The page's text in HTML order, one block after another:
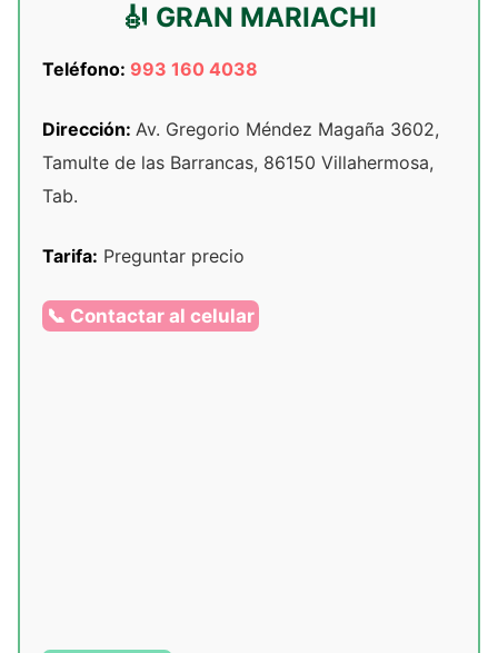
🎻 GRAN MARIACHI
Teléfono: 993 160 4038
Dirección: Av. Gregorio Méndez Magaña 3602,
Tamulte de las Barrancas, 86150 Villahermosa,
Tab.
Tarifa: Preguntar precio
📞 Contactar al celular